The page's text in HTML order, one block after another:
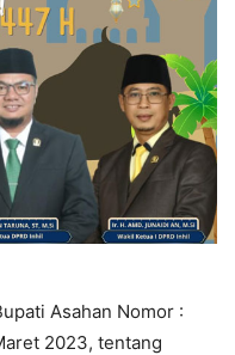
Asahan Nomor :
2023, tentang